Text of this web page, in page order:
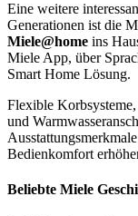
Eine weitere
Generationen ist die
Miele@home ins
Miele App, über
Smart Home Lösung.
Flexible
und
Bedienkomfort
Beliebte Miele